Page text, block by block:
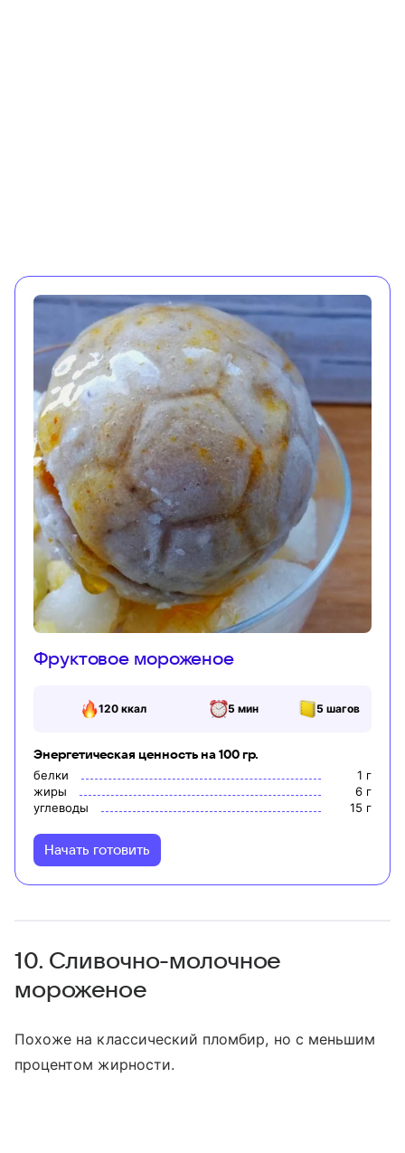
Фруктовое мороженое
120ккал 5 мин 5 шагов
Энергетическая ценность на 100 гр.
белки 1 г
жиры
6 г
углеводы
15 г
Начать готовить
10. Сливочно-молочное
мороженое
Похоже на классический пломбир, но с меньшим
процентом жирности.